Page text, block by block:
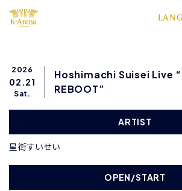
2026
02.21
Sat.
Hoshimachi Suisei Live
REBOOT”
ARTIST
星街すいせい
OPEN/START